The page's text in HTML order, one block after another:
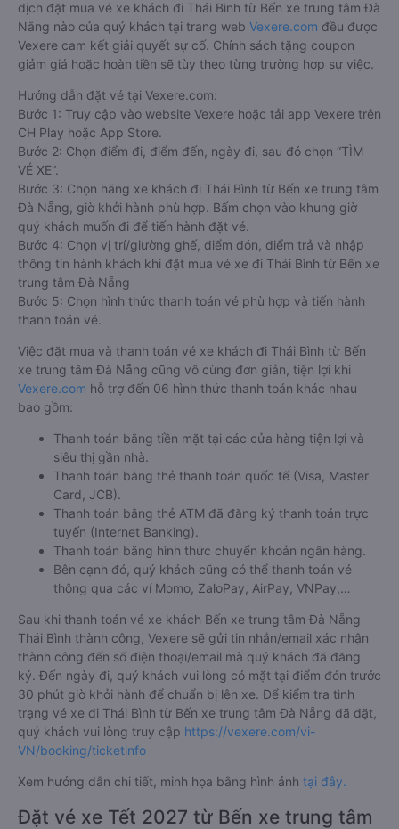
dịch đặt mua vé xe khách đi Thái Bình từ Bến xe trung tâm Đà
Nẵng nào của quý khách tại trang web Vexere.com đều được
Vexere cam kết giải quyết sự cố. Chính sách tặng coupon
giảm giá hoặc hoàn tiền sẽ tùy theo từng trường hợp sự việc.
Hướng dẫn đặt vé tại Vexere.com:
Bước 1: Truy cập vào website Vexere hoặc tải app Vexere trên
CH Play hoặc App Store.
Bước 2: Chọn điểm đi, điểm đến, ngày đi, sau đó chọn “TÌM
VÉ XE”.
Bước 3: Chọn hãng xe khách đi Thái Bình từ Bến xe trung tâm
Đà Nẵng, giờ khởi hành phù hợp. Bấm chọn vào khung giờ
quý khách muốn đi để tiến hành đặt vé.
Bước 4: Chọn vị trí/giường ghế, điểm đón, điểm trả và nhập
thông tin hành khách khi đặt mua vé xe đi Thái Bình từ Bến xe
trung tâm Đà Nẵng
Bước 5: Chọn hình thức thanh toán vé phù hợp và tiến hành
thanh toán vé.
Việc đặt mua và thanh toán vé xe khách đi Thái Bình từ Bến
xe trung tâm Đà Nẵng cũng vô cùng đơn giản, tiện lợi khi
Vexere.com hỗ trợ đến 06 hình thức thanh toán khác nhau
bao gồm:
Thanh toán bằng tiền mặt tại các cửa hàng tiện lợi và
siêu thị gần nhà.
Thanh toán bằng thẻ thanh toán quốc tế (Visa, Master
Card, JCB).
Thanh toán bằng thẻ ATM đã đăng ký thanh toán trực
tuyến (Internet Banking).
Thanh toán bằng hình thức chuyển khoản ngân hàng.
Bên cạnh đó, quý khách cũng có thể thanh toán vé
thông qua các ví Momo, ZaloPay, AirPay, VNPay,…
Sau khi thanh toán vé xe khách Bến xe trung tâm Đà Nẵng
Thái Bình thành công, Vexere sẽ gửi tin nhắn/email xác nhận
thành công đến số điện thoại/email mà quý khách đã đăng
ký. Đến ngày đi, quý khách vui lòng có mặt tại điểm đón trước
30 phút giờ khởi hành để chuẩn bị lên xe. Để kiểm tra tình
trạng vé xe đi Thái Bình từ Bến xe trung tâm Đà Nẵng đã đặt,
quý khách vui lòng truy cập https://vexere.com/vi-
VN/booking/ticketinfo
Xem hướng dẫn chi tiết, minh họa bằng hình ảnh tại đây.
Đặt vé xe Tết 2027 từ Bến xe trung tâm